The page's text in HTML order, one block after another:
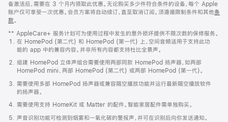
备激活后，需要在 3 个月内领取此优惠。无论购买多少件符合条件的设备，每个 Apple
账户仅可享受一次优惠。会员方案将自动续订，直至取消订阅。须遵循限制条件和其他条
款。
窗
口
中
打
开)
** AppleCare+ 服务计划可为使用过程中发生的意外损坏提供不限次数的保修服务。
在 HomePod (第二代) 和 HomePod (第一代) 上，空间音频适用于支持此功
能的 app 中的兼容内容。并非所有内容都支持杜比全景声。
组建 HomePod 立体声组合需要使用两部同款 HomePod 扬声器，如两部
HomePod mini、两部 HomePod (第二代) 或两部 HomePod (第一代)。
需要使用多部 HomePod 扬声器或兼容隔空播放功能并运行最新隔空播放软件
的扬声器。
需要使用支持 HomeKit 或 Matter 的配件。智能家居配件需单独购买。
声音识别功能可检测到烟雾和一氧化碳的警报声，并可在识别后向你发送通知。